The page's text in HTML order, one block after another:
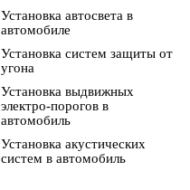
Установка автосвета в
автомобиле
Установка систем защиты от
угона
Установка выдвижных
электро-порогов в
автомобиль
Установка акустических
систем в автомобиль